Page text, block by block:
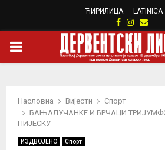
ЋИРИЛИЦА LATINICA
FacebookEmail
PRIMARY
Насловна Вијести
Спорт
БАЊАЛУЧАНКЕ И БРЧАЦИ
ПИЈЕСКУ
ИЗДВОЈЕНО Спорт